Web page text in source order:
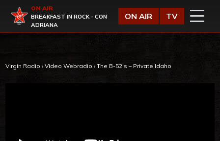
Virgin Radio
ON AIR
BREAKFAST IN ROCK - CON
ADRIANA
ON AIR TV
Virgin Radio › Video Webradio › The B-52’s – Private Idaho